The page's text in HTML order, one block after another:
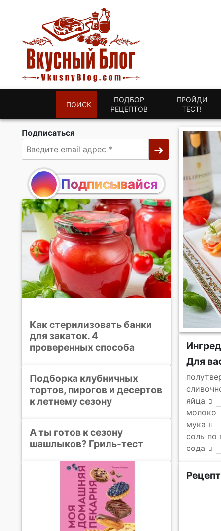
ПОИСК
ПОДБОР
РЕЦЕПТОВ
ПРОЙДИ
ТЕСТ!
Для
яйца
молоко
мука
соль по
сода
Подписаться
Подписывайся
Как стерилизовать банки
для закаток. 4
проверенных способа
Подборка клубничных
тортов, пирогов и десертов
к летнему сезону
А ты готов к сезону
шашлыков? Гриль-тест